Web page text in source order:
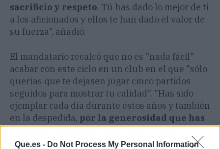
Que.es - Do Not Process My Personal Information
sacrificio y respeto. Tú has dado lo mejor de ti
a los aficionados y ellos te han dado el valor de
su fuerza", añadió.
El mandatario recalcó que no es "nada fácil"
acabar con este ciclo en un club en el que "sólo
querías que te dejasen jugar cinco partidos
seguidos para mostrar tu calidad". "Has sido
ejemplar cada día durante estos años y también
en la despedida, por la generosidad que has
mostrado te has ganado el derecho a
decidir tu futuro y tenemos que